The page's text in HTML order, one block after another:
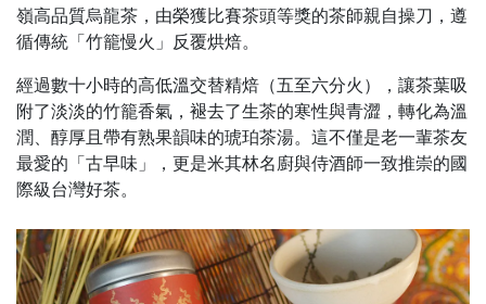
嶺高品質烏龍茶，由榮獲比賽茶頭等獎的茶師親自操刀，遵
循傳統「竹籠慢火」反覆烘焙。
經過數十小時的高低溫交替精焙（五至六分火），讓茶葉吸
附了淡淡的竹籠香氣，褪去了生茶的寒性與青澀，轉化為溫
潤、醇厚且帶有熟果韻味的琥珀茶湯。這不僅是老一輩茶友
最愛的「古早味」，更是米其林名廚與侍酒師一致推崇的國
際級台灣好茶。